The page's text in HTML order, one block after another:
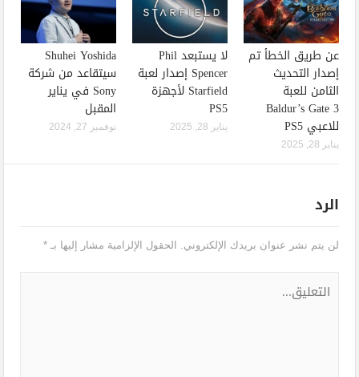
عن طريق الخطأ تم
إصدار التحديث
الثامن للعبة
Baldur’s Gate 3
للاعبي PS5
يناير 28, 2025
لا يستبعد Phil
Spencer إصدار لعبة
Starfield لأجهزة
PS5
يناير 28, 2025
Shuhei Yoshida
سيتقاعد من شركة
Sony في يناير
المقبل
نوفمبر 27, 2024
الرد
لن يتم نشر عنوان بريدك الإلكتروني. الحقول الإلزامية مشار إليها بـ*